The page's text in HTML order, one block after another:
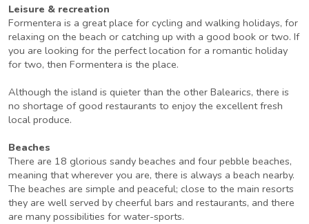
Leisure & recreation
Formentera is a great place for cycling and walking holidays, for
relaxing on the beach or catching up with a good book or two. If
you are looking for the perfect location for a romantic holiday
for two, then Formentera is the place.
Although the island is quieter than the other Balearics, there is
no shortage of good restaurants to enjoy the excellent fresh
local produce.
Beaches
There are 18 glorious sandy beaches and four pebble beaches,
meaning that wherever you are, there is always a beach nearby.
The beaches are simple and peaceful; close to the main resorts
they are well served by cheerful bars and restaurants, and there
are many possibilities for water-sports.